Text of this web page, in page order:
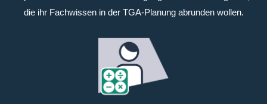
die ihr Fachwissen in der TGA-Planung abrunden wollen.